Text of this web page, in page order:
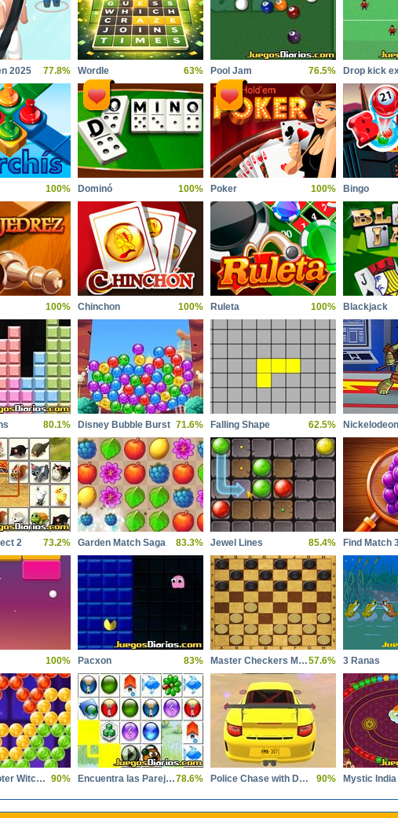
2025 77.8% Wordle 63% Pool Jam 76.5% Drop kick
100% Dominó 100% Poker 100% Bingo
100% Chinchon 100% Ruleta 100% Blackjack
80.1% Disney Bubble Burst 71.6% Falling Shape 62.5%
2 73.2% Garden Match Saga 83.3% Jewel Lines 85.4% Find Match
100% Pacxon 83% Master Checkers Multiplayer57.6% 3 Ranas
Bubble Shooter Witch Tower 2 90% Encuentra las Parejas Dificil78.6% Police Chase with Destruction 90% Mystic India